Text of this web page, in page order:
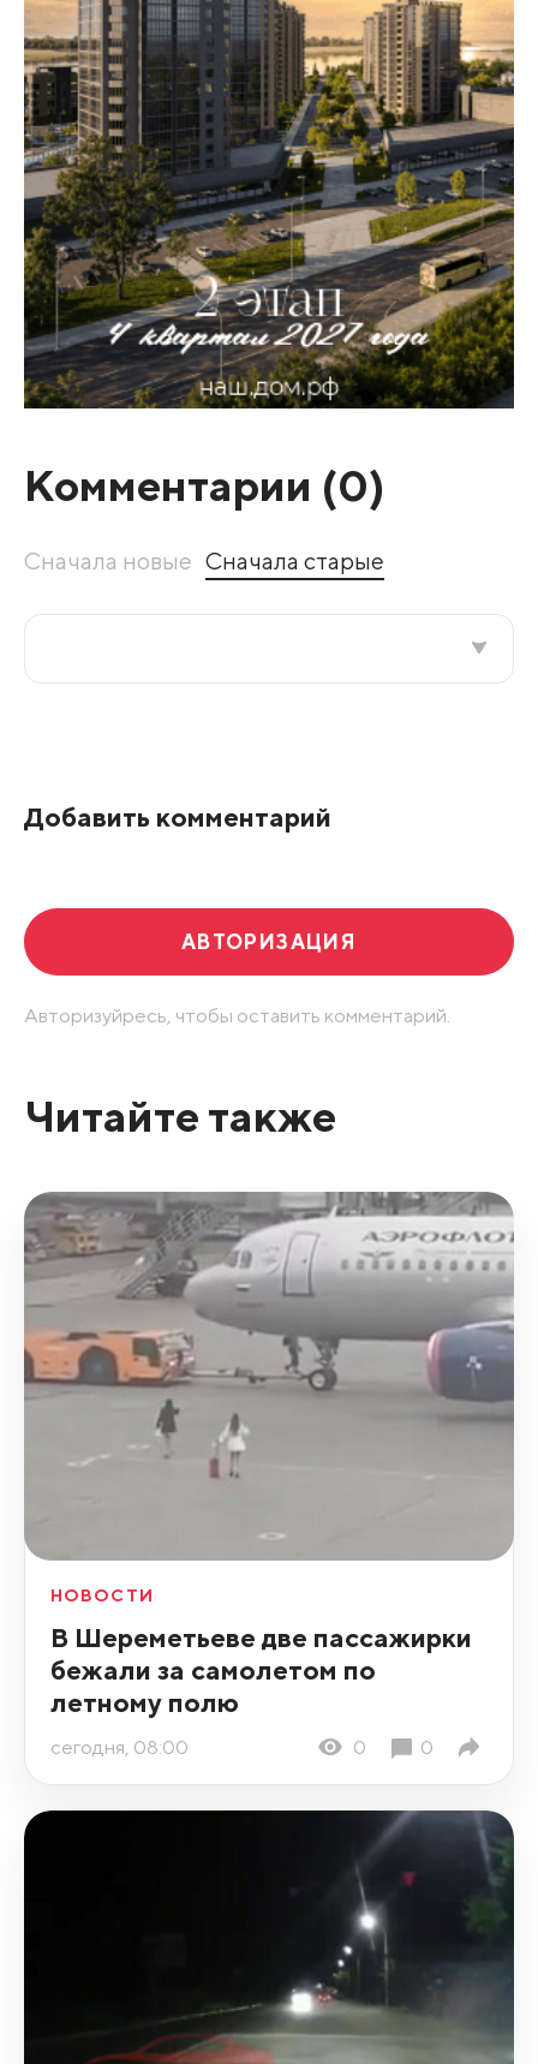
Комментарии (0)
Сначала новые Сначала старые
Добавить комментарий
АВТОРИЗАЦИЯ
Авторизуйресь, чтобы оставить комментарий.
Читайте также
НОВОСТИ
В Шереметьеве две пассажирки
бежали за самолетом по
летному полю
сегодня, 08:00 0 0